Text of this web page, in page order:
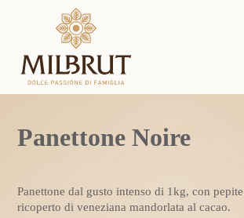
Panettone Noire
Panettone dal gusto intenso di 1kg, con
ricoperto di veneziana mandorlata al cacao.